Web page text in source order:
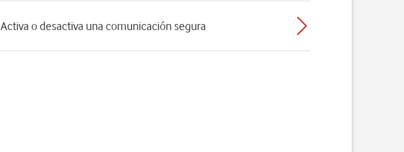
Activa o desactiva una comunicación segura